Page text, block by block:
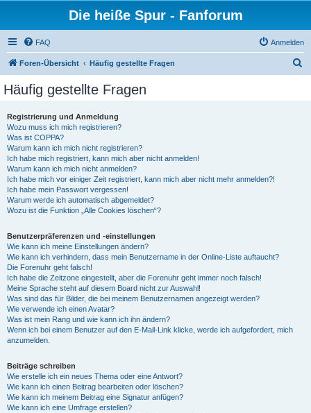
Die heiße Spur - Fanforum
FAQ Anmelden
Foren-Übersicht Häufig gestellte Fragen
Häufig gestellte Fragen
Registrierung und Anmeldung
Wozu muss ich mich registrieren?
Was ist COPPA?
Warum kann ich mich nicht registrieren?
Ich habe mich registriert, kann mich aber nicht anmelden!
Warum kann ich mich nicht anmelden?
Ich habe mich vor einiger Zeit registriert, kann mich aber nicht mehr anmelden?!
Ich habe mein Passwort vergessen!
Warum werde ich automatisch abgemeldet?
Wozu ist die Funktion „Alle Cookies löschen“?
Benutzerpräferenzen und -einstellungen
Wie kann ich meine Einstellungen ändern?
Wie kann ich verhindern, dass mein Benutzername in der Online-Liste auftaucht?
Die Forenuhr geht falsch!
Ich habe die Zeitzone eingestellt, aber die Forenuhr geht immer noch falsch!
Meine Sprache steht auf diesem Board nicht zur Auswahl!
Was sind das für Bilder, die bei meinem Benutzernamen angezeigt werden?
Wie verwende ich einen Avatar?
Was ist mein Rang und wie kann ich ihn ändern?
Wenn ich bei einem Benutzer auf den E-Mail-Link klicke, werde ich aufgefordert, mich
anzumelden.
Beiträge schreiben
Wie erstelle ich ein neues Thema oder eine Antwort?
Wie kann ich einen Beitrag bearbeiten oder löschen?
Wie kann ich meinem Beitrag eine Signatur anfügen?
Wie kann ich eine Umfrage erstellen?